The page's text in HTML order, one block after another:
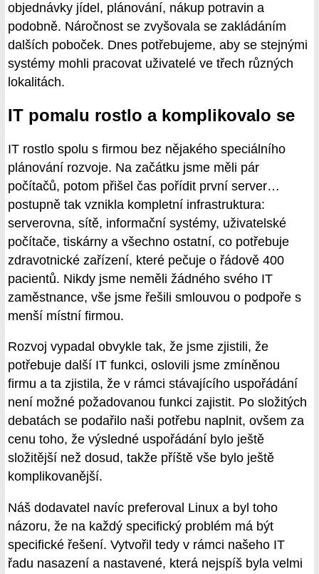
objednávky jídel, plánování, nákup potravin a
podobně. Náročnost se zvyšovala se zakládáním
dalších poboček. Dnes potřebujeme, aby se stejnými
systémy mohli pracovat uživatelé ve třech různých
lokalitách.
IT pomalu rostlo a komplikovalo se
IT rostlo spolu s firmou bez nějakého speciálního
plánování rozvoje. Na začátku jsme měli pár
počítačů, potom přišel čas pořídit první server…
postupně tak vznikla kompletní infrastruktura:
serverovna, sítě, informační systémy, uživatelské
počítače, tiskárny a všechno ostatní, co potřebuje
zdravotnické zařízení, které pečuje o řádově 400
pacientů. Nikdy jsme neměli žádného svého IT
zaměstnance, vše jsme řešili smlouvou o podpoře s
menší místní firmou.
Rozvoj vypadal obvykle tak, že jsme zjistili, že
potřebuje další IT funkci, oslovili jsme zmíněnou
firmu a ta zjistila, že v rámci stávajícího uspořádání
není možné požadovanou funkci zajistit. Po složitých
debatách se podařilo naši potřebu naplnit, ovšem za
cenu toho, že výsledné uspořádání bylo ještě
složitější než dosud, takže příště vše bylo ještě
komplikovanější.
Náš dodavatel navíc preferoval Linux a byl toho
názoru, že na každý specifický problém má být
specifické řešení. Vytvořil tedy v rámci našeho IT
řadu nasazení a nastavené, která nejspíš byla velmi